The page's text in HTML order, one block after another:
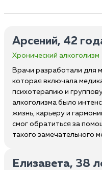
Арсений, 42
Хронический алкоголизм
Врачи разработали для
которая включала
психотерапию и
алкоголизма было
жизнь, карьеру и
смог обратиться за
такого замечательного
Елизавета, 38